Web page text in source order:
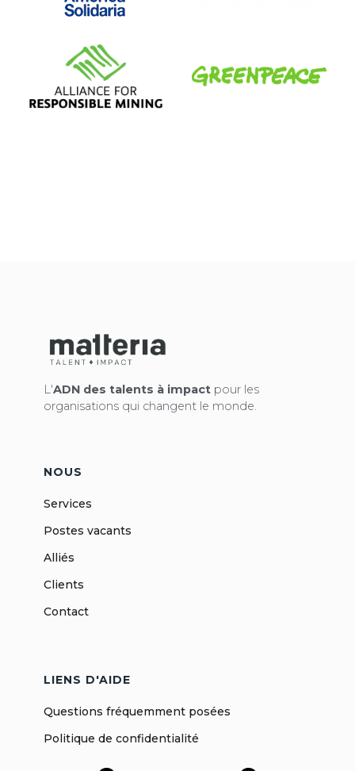
L'ADN des talents à impact pour les
organisations qui changent le monde.
NOUS
Services
Postes vacants
Alliés
Clients
Contact
LIENS D'AIDE
Questions fréquemment posées
Politique de confidentialité